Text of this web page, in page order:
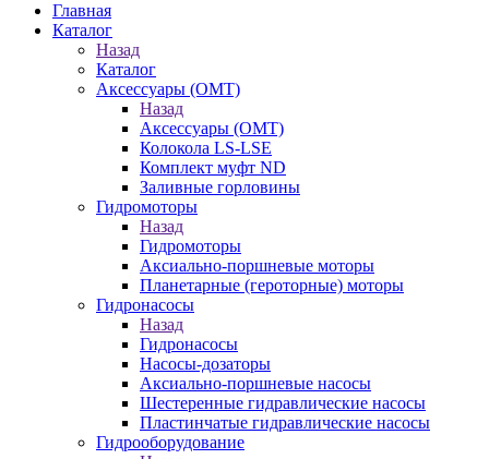
Главная
Каталог
Назад
Каталог
Аксессуары (OMT)
Назад
Аксессуары (OMT)
Колокола LS-LSE
Комплект муфт ND
Заливные горловины
Гидромоторы
Назад
Гидромоторы
Аксиально-поршневые моторы
Планетарные (героторные) моторы
Гидронасосы
Назад
Гидронасосы
Насосы-дозаторы
Аксиально-поршневые насосы
Шестеренные гидравлические насосы
Пластинчатые гидравлические насосы
Гидрооборудование